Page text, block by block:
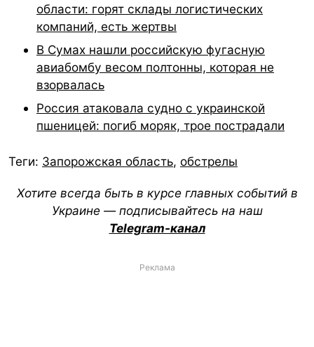
области: горят склады логистических
компаний, есть жертвы
В Сумах нашли российскую фугасную
авиабомбу весом полтонны, которая не
взорвалась
Россия атаковала судно с украинской
пшеницей: погиб моряк, трое пострадали
Теги: Запорожская область, обстрелы
Хотите всегда быть в курсе главных событий в
Украине — подписывайтесь на наш
Telegram-канал
Реклама